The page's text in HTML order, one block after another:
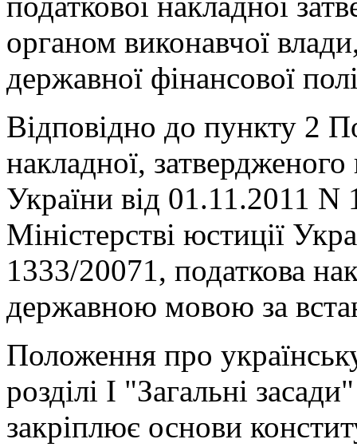
органом виконавчої
державної фінансової
Відповідно до пункту 2
накладної,
України від 01.11.2011 N
Міністерстві юстиції
1333/20071, податкова
державною мовою за
Положення про
розділі I "Загальні
закріплює основи